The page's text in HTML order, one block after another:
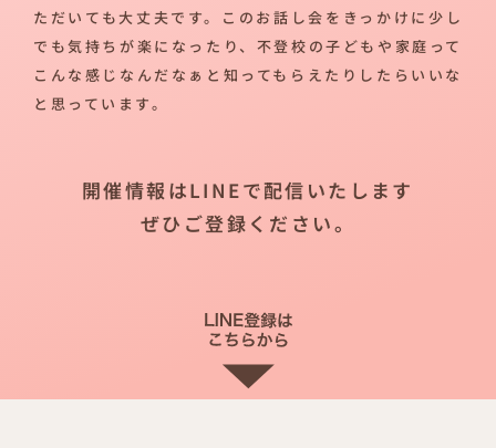
ただいても大丈夫です。このお話し会をきっかけに少し
でも気持ちが楽になったり、不登校の子どもや家庭って
こんな感じなんだなぁと知ってもらえたりしたらいいな
と思っています。
開催情報はLINEで配信いたします
ぜひご登録ください。